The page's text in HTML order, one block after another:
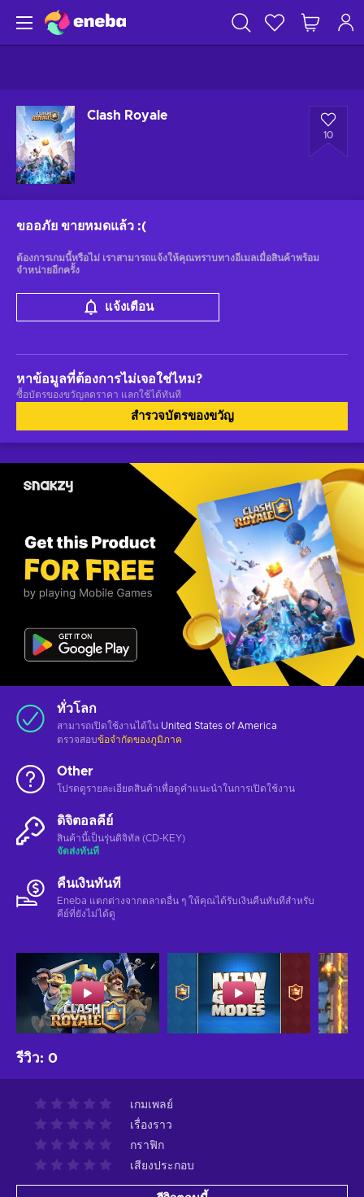
Clash Royale
10
ขออภัย ขายหมดแล้ว :(
ต้องการเกมนี้หรือไม่ เราสามารถแจ้งให้คุณทราบทางอีเมลเมื่อสินค้าพร้อม
จำหน่ายอีกครั้ง
แจ้งเตือน
หาข้อมูลที่ต้องการไม่เจอใช่ไหม?
ซื้อบัตรของขวัญลดราคา แลกใช้ได้ทันที
สำรวจบัตรของขวัญ
ทั่วโลก
สามารถเปิดใช้งานได้ใน United States of America
ตรวจสอบข้อจำกัดของภูมิภาค
Other
โปรดดูรายละเอียดสินค้าเพื่อดูคำแนะนำในการเปิดใช้งาน
ดิจิตอลคีย์
สินค้านี้เป็นรุ่นดิจิทัล (CD-KEY)
จัดส่งทันที
คืนเงินทันที
Eneba แตกต่างจากตลาดอื่น ๆ ให้คุณได้รับเงินคืนทันทีสําหรับ
คีย์ที่ยังไม่ได้ดู
รีวิว: 0
เกมเพลย์
เรื่องราว
กราฟิก
เสียงประกอบ